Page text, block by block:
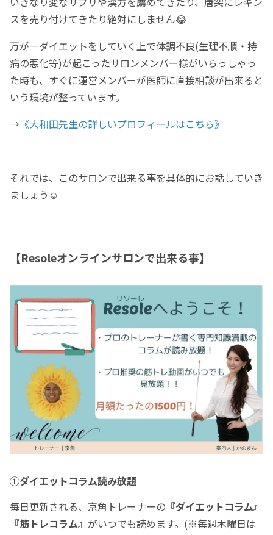
スを売り付けてきたり絶対にしません😂
万が一ダイエットをしていく上で体調不良(生理不順・持
病の悪化等)が起こったサロンメンバー様がいらっしゃっ
た時も、すぐに運営メンバーが医師に直接相談が出来ると
いう環境が整っています。
→ 《大和田先生の詳しいプロフィールはこちら》
それでは、このサロンで出来る事を具体的にお話していき
ましょう☺️
【Resoleオンラインサロンで出来る事】
①ダイエットコラム読み放題
毎日更新される、京角トレーナーの 『ダイエットコラム』
『筋トレコラム』 がいつでも読めます。(※毎週木曜日は